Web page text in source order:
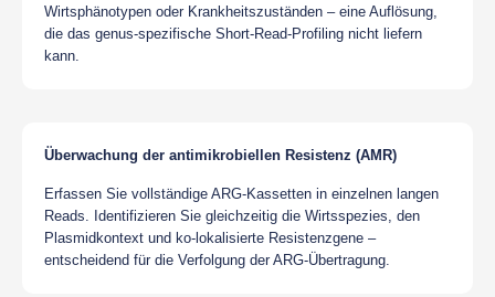
Wirtsphänotypen oder Krankheitszuständen – eine Auflösung,
die das genus-spezifische Short-Read-Profiling nicht liefern
kann.
Überwachung der antimikrobiellen Resistenz (AMR)
Erfassen Sie vollständige ARG-Kassetten in einzelnen langen
Reads. Identifizieren Sie gleichzeitig die Wirtsspezies, den
Plasmidkontext und ko-lokalisierte Resistenzgene –
entscheidend für die Verfolgung der ARG-Übertragung.